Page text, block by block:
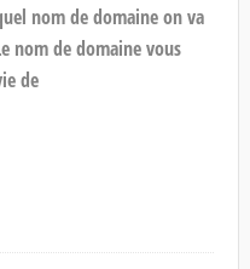
nom de domaine on va
nom de domaine vous
de